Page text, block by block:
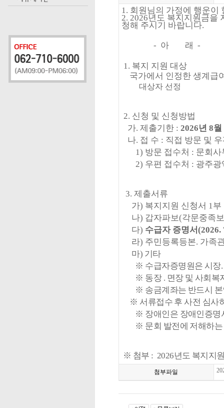
1. 회원님의 가정에 행운이
2. 2026년도 복지지원금을
청해 주시기 바랍니다.
- 아 래 -
1. 복지 지원 대상
국가에서 인정한 생계급
대상자 선정
2. 신청 및 신청방법
가. 제출기한 : 2026년 8월
나. 접 수 : 직접 방문 및
1) 방문 접수처 : 문회사
2) 우편 접수처 : 광주
3. 제출서류
가) 복지지원 신청서 1부
나) 갑자파보(각문중족보
다) 수급자 증명서 (2026.
라) 주민등록등본. 가족
마) 기타
※ 수급자증명원은 시장.
※ 동장 . 면장 및 사회복
※ 송금계좌는 반드시 본
※ 서류접수 후 사전 심사
※ 장애인은 장애인증명
※ 문회 발전에 저해하
※ 첨부 : 2026년도 복지지
첨부파일